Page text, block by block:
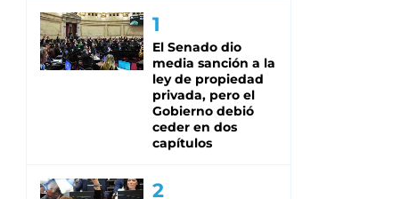
El Senado dio
media sanción a la
ley de propiedad
privada, pero el
Gobierno debió
ceder en dos
capítulos